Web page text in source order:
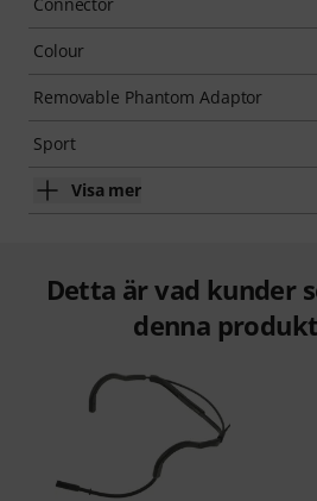
Colour
Removable Phantom Adaptor
Sport
Visa mer
Detta är vad kunder
denna